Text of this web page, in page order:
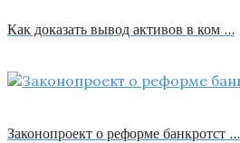
Как доказать вывод активов в ком …
Законопроект о реформе банкротст …